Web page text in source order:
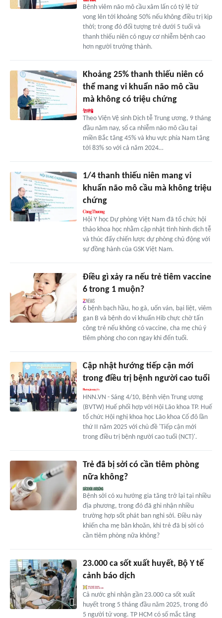
Bệnh viêm não mô cầu xâm lấn có tỷ lệ tử
vong lên tới khoảng 50% nếu không điều trị kịp
thời; trong đó đối tượng trẻ dưới 5 tuổi và
thanh thiếu niên có nguy cơ nhiễm bệnh cao
hơn người trưởng thành.
Khoảng 25% thanh thiếu niên có
thể mang vi khuẩn não mô cầu
mà không có triệu chứng
Theo Viện Vệ sinh Dịch tễ Trung ương, 9 tháng
đầu năm nay, số ca nhiễm não mô cầu tại
miền Bắc tăng 45% và khu vực phía Nam tăng
tới 83% so với cả năm 2024…
1/4 thanh thiếu niên mang vi
khuẩn não mô cầu mà không triệu
chứng
Hội Y học Dự phòng Việt Nam đã tổ chức hội
thảo khoa học nhằm cập nhật tình hình dịch tễ
và thúc đẩy chiến lược dự phòng chủ động với
sự đồng hành của GSK Việt Nam.
Điều gì xảy ra nếu trẻ tiêm vaccine
6 trong 1 muộn?
6 bệnh bạch hầu, ho gà, uốn ván, bại liệt, viêm
gan B và bệnh do vi khuẩn Hib chực chờ tấn
công trẻ nếu không có vaccine, cha mẹ chú ý
tiêm phòng cho con ngay khi đến tuổi.
Cập nhật hướng tiếp cận mới
trong điều trị bệnh người cao tuổi
HNN.VN - Sáng 4/10, Bệnh viện Trung ương
(BVTW) Huế phối hợp với Hội Lão khoa TP. Huế
tổ chức Hội nghị khoa học Lão khoa Cố đô lần
thứ II năm 2025 với chủ đề 'Tiếp cận mới
trong điều trị bệnh người cao tuổi (NCT)'.
Trẻ đã bị sởi có cần tiêm phòng
nữa không?
Bệnh sởi có xu hướng gia tăng trở lại tại nhiều
địa phương, trong đó đã ghi nhận nhiều
trường hợp sốt phát ban nghi sởi. Điều này
khiến cha mẹ băn khoăn, khi trẻ đã bị sởi có
cần tiêm phòng nữa không?
23.000 ca sốt xuất huyết, Bộ Y tế
cảnh báo dịch
Cả nước ghi nhận gần 23.000 ca sốt xuất
huyết trong 5 tháng đầu năm 2025, trong đó
5 người tử vong. TP HCM có số mắc tăng